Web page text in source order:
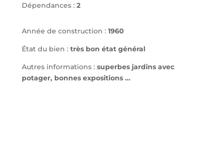
Dépendances : 2
Année de construction : 1960
État du bien : très bon état général
Autres informations : superbes jardins avec
potager, bonnes expositions …